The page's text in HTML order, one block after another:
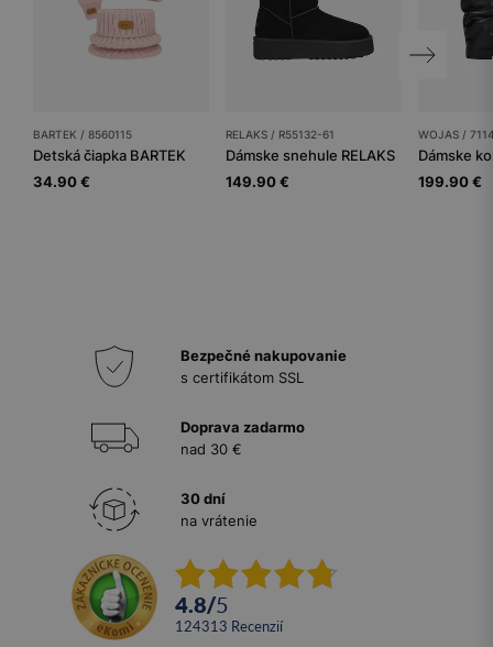
BARTEK / 8560115
Detská čiapka BARTEK
34.90 €
RELAKS / R55132-61
Dámske snehule RELAKS
149.90 €
WOJAS /
Dámske
199.90 €
Bezpečné nakupovanie
s certifikátom SSL
Doprava zadarmo
nad 30 €
30 dní
na vrátenie
4.8/5
124313 recenzií